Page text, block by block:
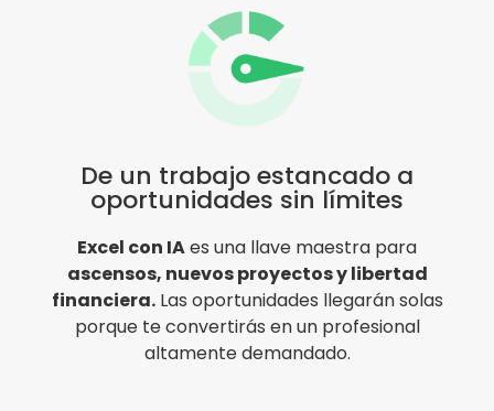
De un trabajo estancado a
oportunidades sin límites
Excel con IAes una llave maestra para
ascensos, nuevos proyectos y libertad
financiera.Las oportunidades llegarán solas
porque te convertirás en un profesional
altamente demandado.